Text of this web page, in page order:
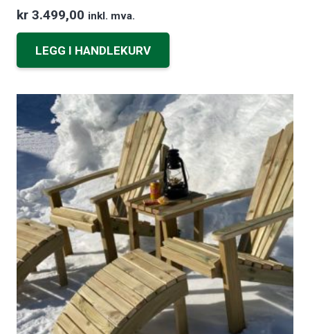
kr 3.499,00 inkl. mva.
LEGG I HANDLEKURV